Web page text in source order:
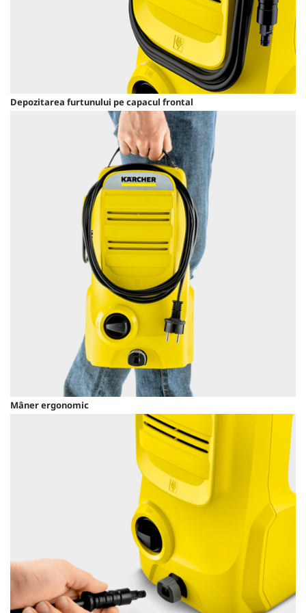
Depozitarea furtunului pe capacul frontal
Mâner ergonomic